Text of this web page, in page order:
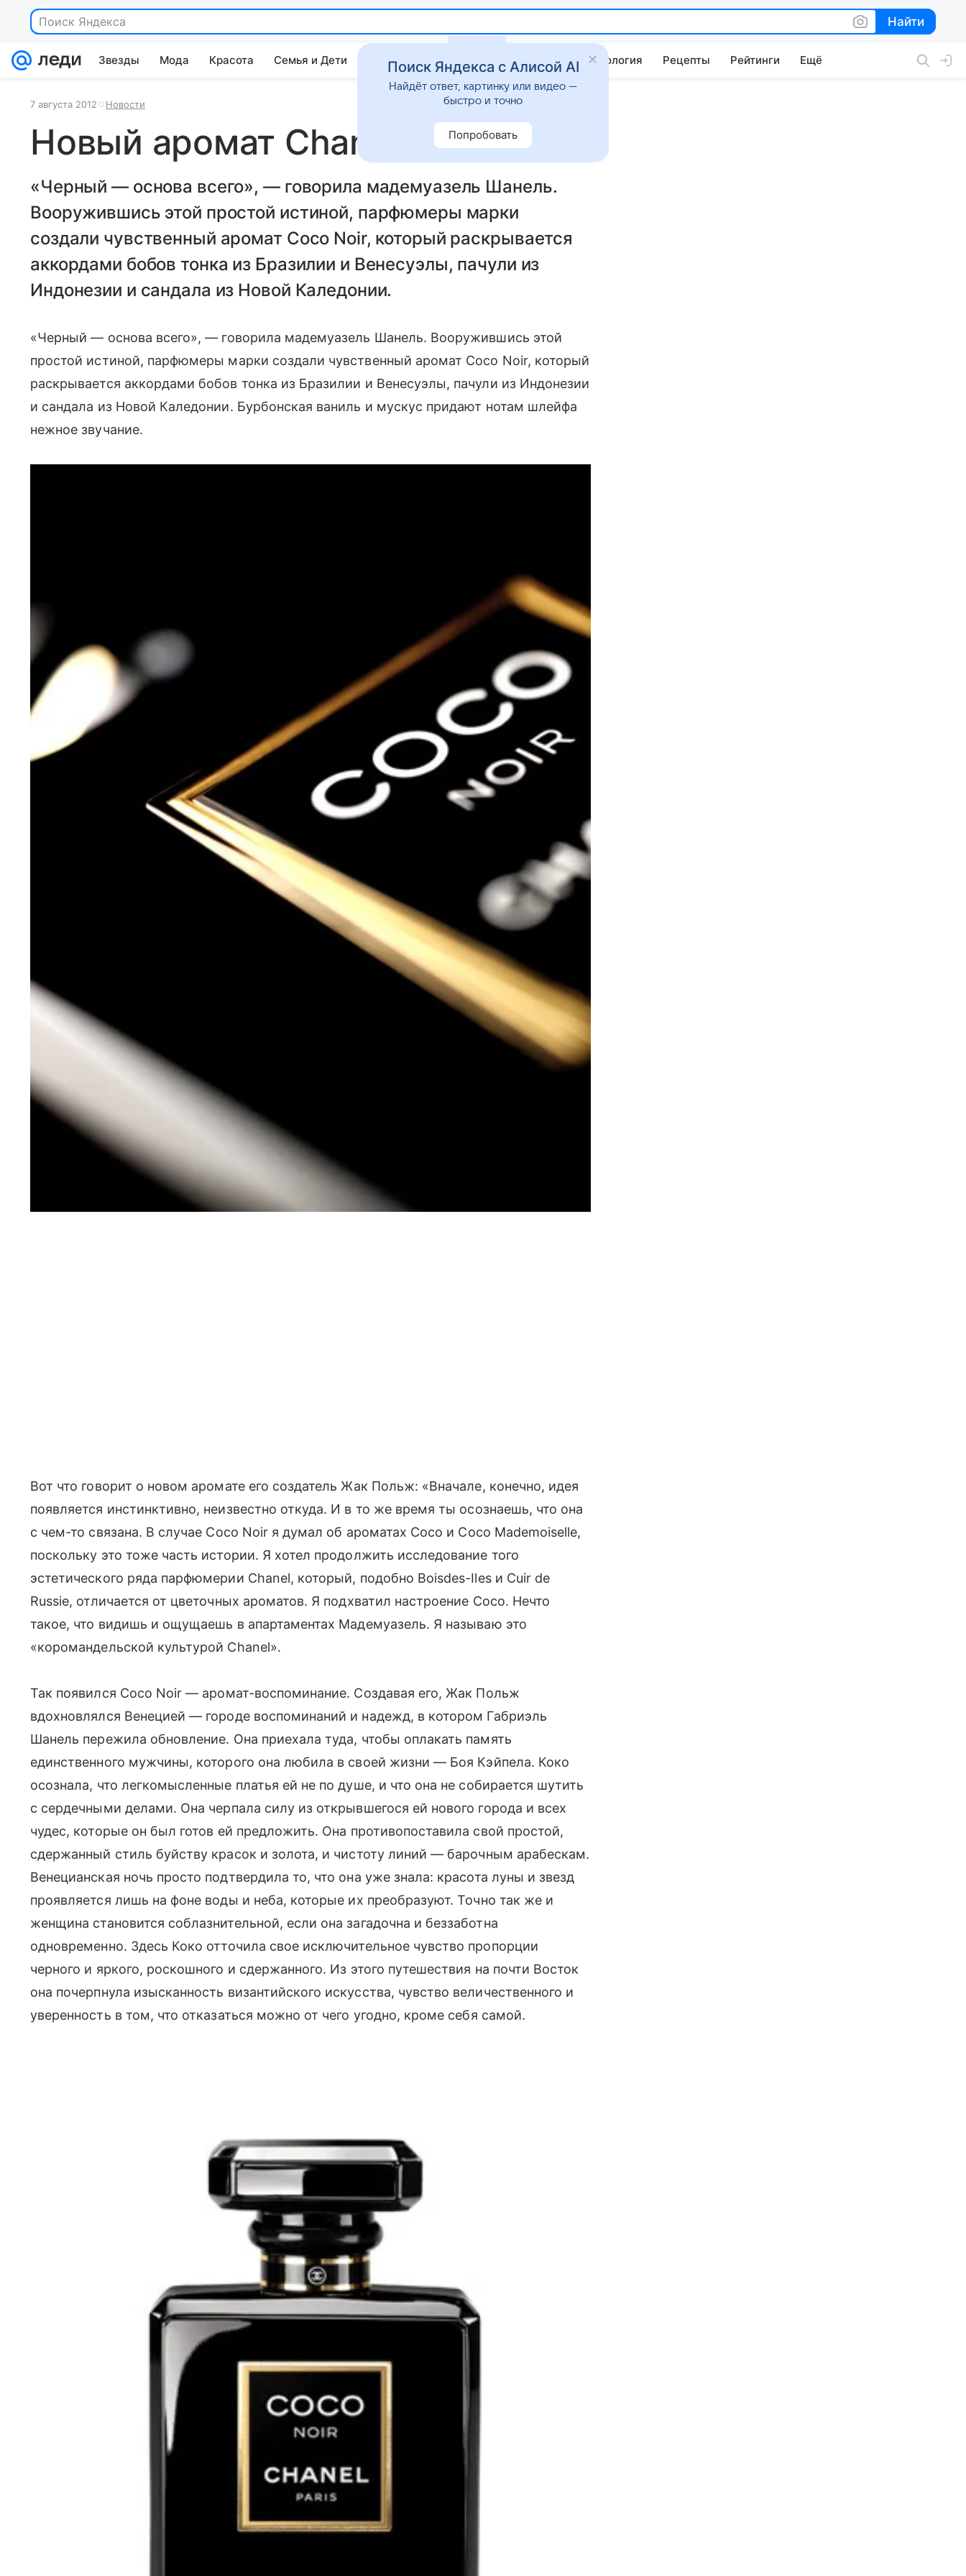
Поиск Яндекса Найти
Найти
Звезды Мода Красота Семья и Дети Дом Гороскопы Стиль жизни Психология Рецепты Рейтинги Ещё
7 августа 2012 Новости
Новый аромат Chanel
«Черный — основа всего», — говорила мадемуазель Шанель.
Вооружившись этой простой истиной, парфюмеры марки
создали чувственный аромат Coco Noir, который раскрывается
аккордами бобов тонка из Бразилии и Венесуэлы, пачули из
Индонезии и сандала из Новой Каледонии.
«Черный — основа всего», — говорила мадемуазель Шанель. Вооружившись этой
простой истиной, парфюмеры марки создали чувственный аромат Coco Noir, который
раскрывается аккордами бобов тонка из Бразилии и Венесуэлы, пачули из Индонезии
и сандала из Новой Каледонии. Бурбонская ваниль и мускус придают нотам шлейфа
нежное звучание.
Вот что говорит о новом аромате его создатель Жак Польж: «Вначале, конечно, идея
появляется инстинктивно, неизвестно откуда. И в то же время ты осознаешь, что она
с чем-то связана. В случае Coco Noir я думал об ароматах Coco и Coco Mademoiselle,
поскольку это тоже часть истории. Я хотел продолжить исследование того
эстетического ряда парфюмерии Chanel, который, подобно Boisdes-Iles и Cuir de
Russie, отличается от цветочных ароматов. Я подхватил настроение Coco. Нечто
такое, что видишь и ощущаешь в апартаментах Мадемуазель. Я называю это
«коромандельской культурой Chanel».
Так появился Coco Noir — аромат-воспоминание. Создавая его, Жак Польж
вдохновлялся Венецией — городе воспоминаний и надежд, в котором Габриэль
Шанель пережила обновление. Она приехала туда, чтобы оплакать память
единственного мужчины, которого она любила в своей жизни — Боя Кэйпела. Коко
осознала, что легкомысленные платья ей не по душе, и что она не собирается шутить
с сердечными делами. Она черпала силу из открывшегося ей нового города и всех
чудес, которые он был готов ей предложить. Она противопоставила свой простой,
сдержанный стиль буйству красок и золота, и чистоту линий — барочным арабескам.
Венецианская ночь просто подтвердила то, что она уже знала: красота луны и звезд
проявляется лишь на фоне воды и неба, которые их преобразуют. Точно так же и
женщина становится соблазнительной, если она загадочна и беззаботна
одновременно. Здесь Коко отточила свое исключительное чувство пропорции
черного и яркого, роскошного и сдержанного. Из этого путешествия на почти Восток
она почерпнула изысканность византийского искусства, чувство величественного и
уверенность в том, что отказаться можно от чего угодно, кроме себя самой.
Поиск Яндекса с Алисой AI
Найдёт ответ, картинку или видео —
быстро и точно
Попробовать